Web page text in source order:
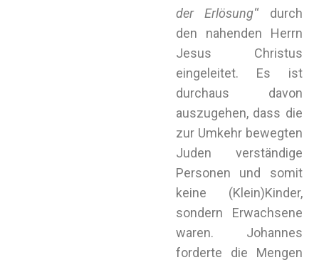
der Erlösung“ durch
den nahenden Herrn
Jesus Christus
eingeleitet. Es ist
durchaus davon
auszugehen, dass die
zur Umkehr bewegten
Juden verständige
Personen und somit
keine (Klein)Kinder,
sondern Erwachsene
waren. Johannes
forderte die Mengen